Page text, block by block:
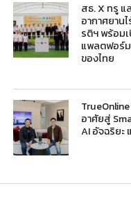
สธ. X ทรู แ
อากาศยาน
รติฯ พร้อม
แพลตฟอร์
ของไทย
อาศัยสู่
AI อัจฉริยะ